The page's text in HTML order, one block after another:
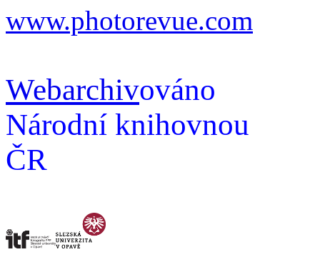
www.photorevue.com
Webarchivováno
Národní knihovnou
ČR